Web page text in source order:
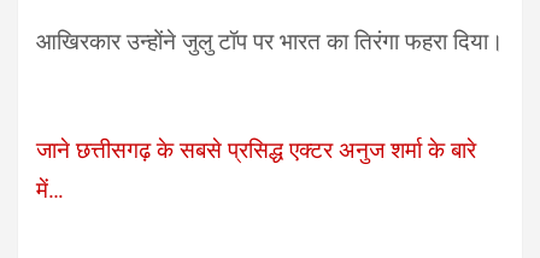
आखिरकार उन्होंने जुलु टॉप पर भारत का तिरंगा फहरा दिया।
जाने छत्तीसगढ़ के सबसे प्रसिद्ध एक्टर अनुज शर्मा के बारे
में…